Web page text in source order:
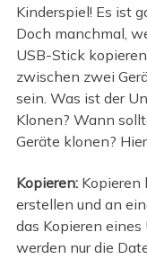
Kinderspiel! Es ist
Doch manchmal,
USB-Stick
zwischen zwei
sein. Was ist der
Klonen? Wann
Geräte klonen?
Kopieren:Kopieren
erstellen und an
das Kopieren
werden nur die